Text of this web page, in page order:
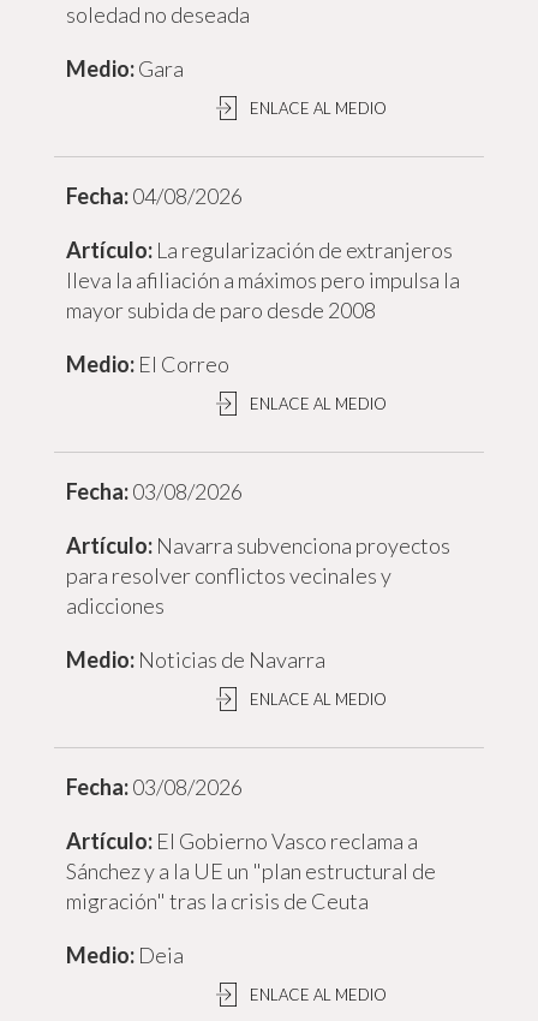
soledad no deseada
Gara
ENLACE AL MEDIO
04/08/2026
La regularización de extranjeros
lleva la afiliación a máximos pero impulsa la
mayor subida de paro desde 2008
El Correo
ENLACE AL MEDIO
03/08/2026
Navarra subvenciona proyectos
para resolver conflictos vecinales y
adicciones
Noticias de Navarra
ENLACE AL MEDIO
03/08/2026
El Gobierno Vasco reclama a
Sánchez y a la UE un "plan estructural de
migración" tras la crisis de Ceuta
Deia
ENLACE AL MEDIO